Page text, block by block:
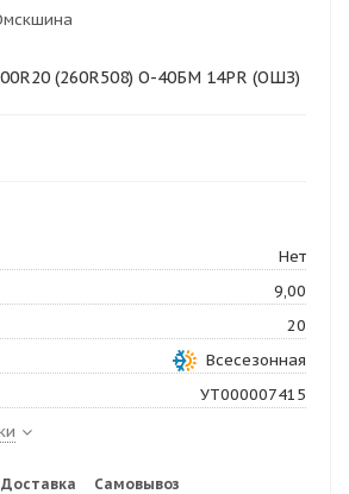
(260R508) О-40БМ 14PR (ОШЗ)
Нет
9,00
20
Всесезонная
УТ000007415
Доставка Самовывоз